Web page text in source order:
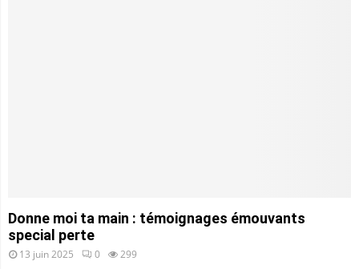
Donne moi ta main : témoignages émouvants
special perte
13 juin 2025 0 299